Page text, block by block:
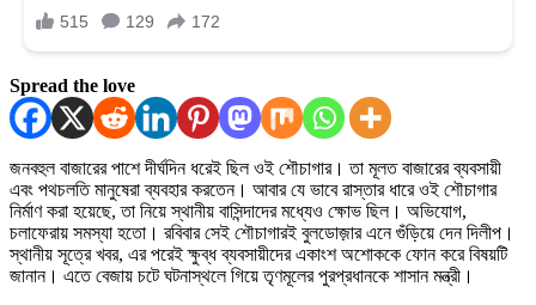
Spread the love
জনবহুল বাজারের পাশে দীর্ঘদিন ধরেই ছিল ওই শৌচাগার। তা মূলত বাজারের ব্যবসায়ী
এবং পথচলতি মানুষেরা ব্যবহার করতেন। আবার যে ভাবে রাস্তার ধারে ওই শৌচাগার
নির্মাণ করা হয়েছে, তা নিয়ে স্থানীয় বাসিন্দাদের মধ্যেও ক্ষোভ ছিল। অভিযোগ,
চলাফেরায় সমস্যা হতো। রবিবার সেই শৌচাগারই বুলডোজ়ার এনে গুঁড়িয়ে দেন দিলীপ।
স্থানীয় সূত্রে খবর, এর পরেই ক্ষুব্ধ ব্যবসায়ীদের একাংশ অশোককে ফোন করে বিষয়টি
জানান। এতে বেজায় চটে ঘটনাস্থলে গিয়ে তৃণমূলের পুরপ্রধানকে শাসান মন্ত্রী।